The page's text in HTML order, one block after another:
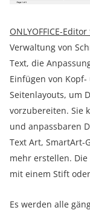
ONLYOFFICE-
Verwaltung von
Text, die
Einfügen von
Seitenlayouts, um
vorzubereiten. Sie
und anpassbaren
Text Art, SmartArt-
mehr erstellen.
mit einem Stift
Es werden alle